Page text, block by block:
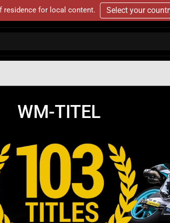
residence for local content. Select your
WM-TITEL